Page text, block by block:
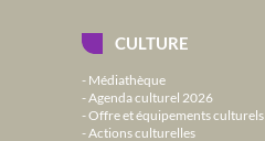
CULTURE
Médiathèque
Agenda culturel 2026
Offre et équipements culturels
Actions culturelles